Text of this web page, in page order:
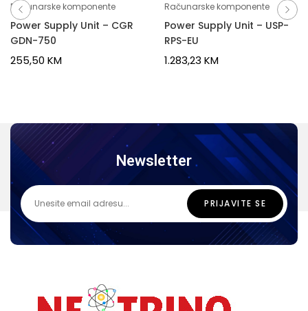
Računarske komponente
Power Supply Unit – CGR
GDN-750
255,50 KM
Računarske komponente
Power Supply Unit – USP-
RPS-EU
1.283,23 KM
Newsletter